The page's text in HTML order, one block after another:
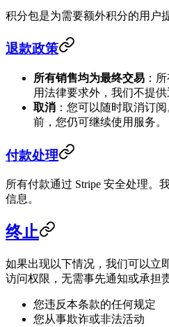
积分包是为需要额外积分的用户
退款政策
所有销售均为最终交易 ：
用法律要求外，我们不提供
取消 ：您可以随时取消订
前，您仍可继续使用服务。
付款处理
所有付款通过 Stripe 安全处理。
信息。
终止
如果出现以下情况，我们可以立
访问权限，无需事先通知或承担
您违反本条款的任何规定
您从事欺诈或非法活动